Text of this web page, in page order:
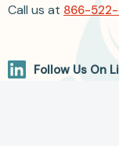
Call us at 866-
Follow Us On